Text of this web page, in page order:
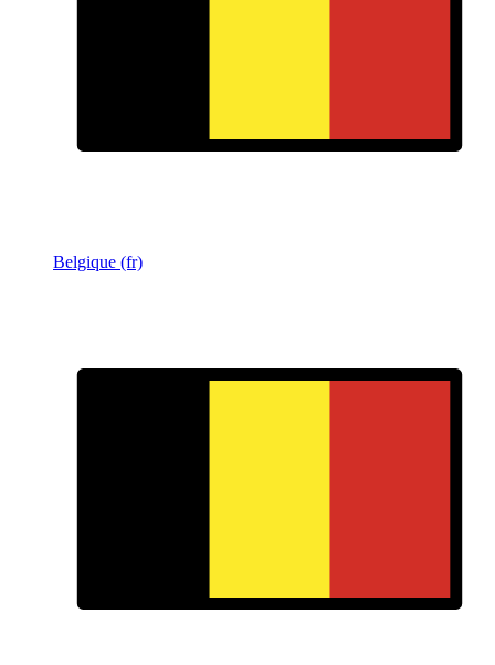
Belgique (fr)